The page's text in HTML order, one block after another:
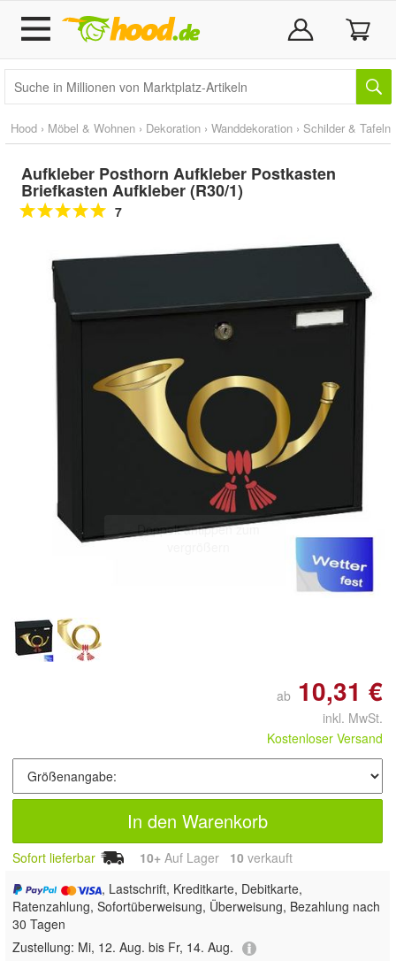
Hood › Möbel & Wohnen › Dekoration › Wanddekoration › Schilder & Tafeln
Aufkleber Posthorn Aufkleber Postkasten
Briefkasten Aufkleber (R30/1)
7
Doppelt antippen zum
ab 10,31 €
inkl. MwSt.
Kostenloser Versand
In den Warenkorb
Sofort lieferbar 10+ Auf Lager 10 verkauft
, Lastschrift, Kreditkarte, Debitkarte,
Ratenzahlung, Sofortüberweisung, Überweisung, Bezahlung nach
30 Tagen
Zustellung: Mi, 12. Aug. bis Fr, 14. Aug.